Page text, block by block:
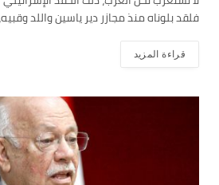
فلقد بلوناه منذ مجازر دير ياسين واللد
قراءة المزيد